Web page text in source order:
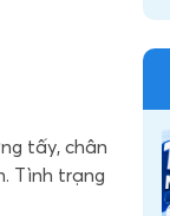
tấy, chân
Tình trạng